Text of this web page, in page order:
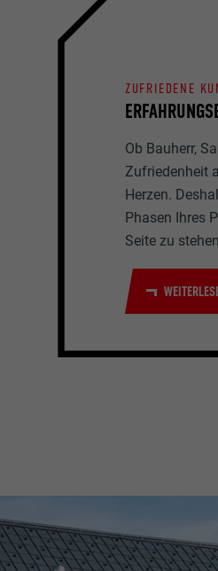
ZUFRIEDENE
Ob Bauherr,
Zufriedenheit
Herzen.
Phasen Ihres
Seite zu